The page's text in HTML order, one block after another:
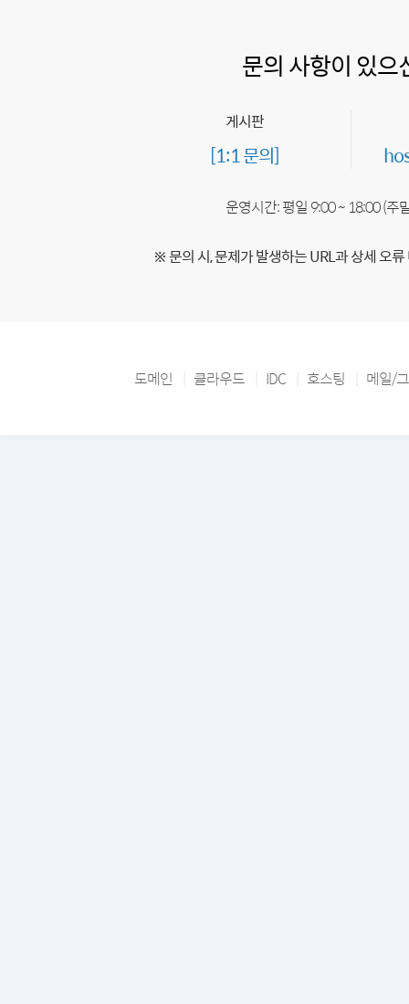
문의 사항이 있으
게시판
[1:1 문의]
운영시간: 평일 9:00 ~ 18:00 (주
※ 문의 시, 문제가 발생하는 URL과 상세 오
도메인 클라우드 IDC 호스팅 메일/